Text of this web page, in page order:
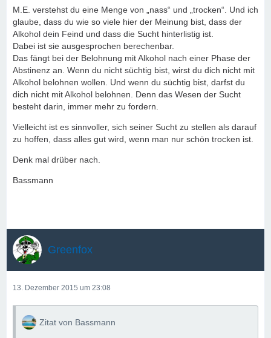
M.E. verstehst du eine Menge von „nass“ und „trocken“. Und ich
glaube, dass du wie so viele hier der Meinung bist, dass der
Alkohol dein Feind und dass die Sucht hinterlistig ist.
Dabei ist sie ausgesprochen berechenbar.
Das fängt bei der Belohnung mit Alkohol nach einer Phase der
Abstinenz an. Wenn du nicht süchtig bist, wirst du dich nicht mit
Alkohol belohnen wollen. Und wenn du süchtig bist, darfst du
dich nicht mit Alkohol belohnen. Denn das Wesen der Sucht
besteht darin, immer mehr zu fordern.
Vielleicht ist es sinnvoller, sich seiner Sucht zu stellen als darauf
zu hoffen, dass alles gut wird, wenn man nur schön trocken ist.
Denk mal drüber nach.
Bassmann
Greenfox
13. Dezember 2015 um 23:08
Zitat von Bassmann